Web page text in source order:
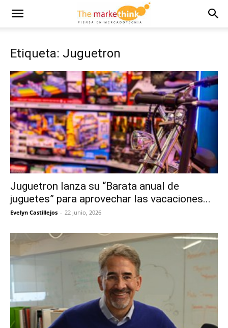
Etiqueta: Juguetron
Juguetron lanza su “Barata anual de
juguetes” para aprovechar las vacaciones...
Evelyn Castillejos - 22 junio, 2026